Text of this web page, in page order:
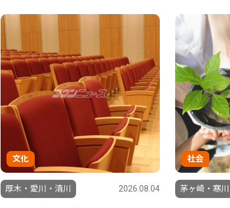
文化
厚木・愛川・清川 2026.08.04
社会
茅ヶ崎・寒川